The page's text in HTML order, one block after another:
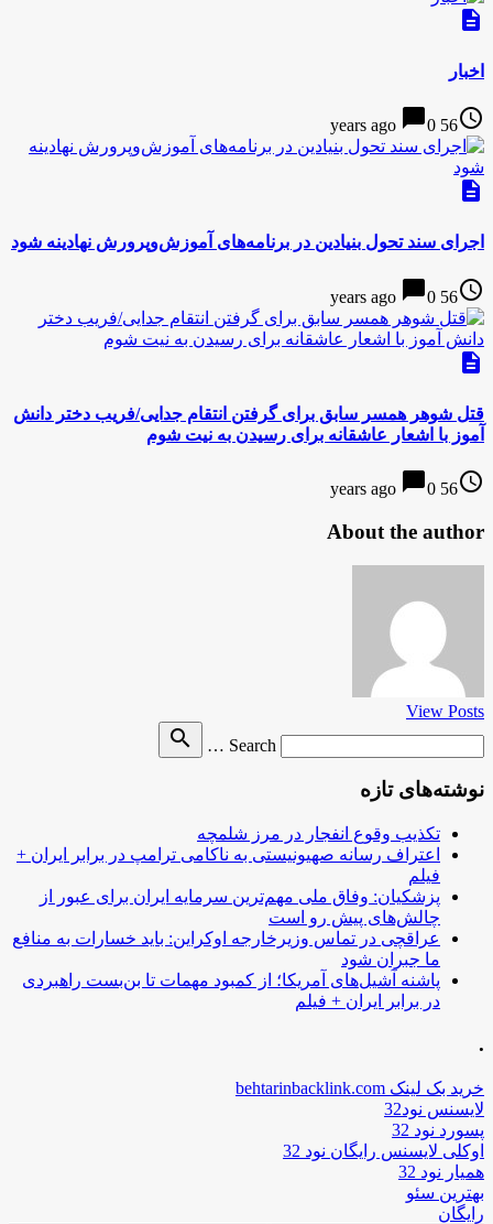
description
اخبار
access_time
56 years ago
chat_bubble0
description
اجرای سند تحول بنیادین در برنامه‌های آموزش‌وپرورش نهادینه شود
access_time
56 years ago
chat_bubble0
description
قتل شوهر همسر سابق برای گرفتن انتقام جدایی/فریب دختر دانش
آموز با اشعار عاشقانه برای رسیدن به نیت شوم
access_time
56 years ago
chat_bubble0
About the author
View Posts
Search …
search
نوشته‌های تازه
تکذیب وقوع انفجار در مرز شلمچه
اعتراف رسانه صهیونیستی به ناکامی ترامپ در برابر ایران +
فیلم
پزشکیان: وفاق ملی مهم‌ترین سرمایه ایران برای عبور از
چالش‌های پیش رو است
عراقچی در تماس وزیرخارجه اوکراین: باید خسارات به منافع
ما جبران شود
پاشنه آشیل‌های آمریکا؛ از کمبود مهمات تا بن‌بست راهبردی
در برابر ایران + فیلم
.
خرید بک لینک behtarinbacklink.com
لایسنس نود32
پسورد نود 32
اوکلی لایسنس رایگان نود 32
همیار نود 32
بهترین سئو
رایگان